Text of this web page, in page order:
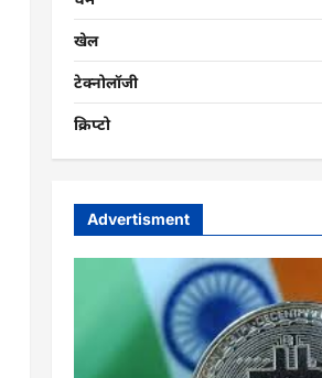
खेल
टेक्नोलॉजी
क्रिप्टो
Advertisment